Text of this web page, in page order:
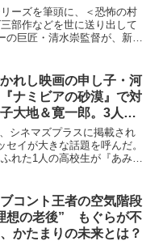
について
リーズを筆頭に、＜恐怖の村
部作などを世に送り出して
の巨匠・清水崇監督が、新た
たその世界観は、まさに令
哀しき呪い...
れし映画の申し子・河
ナミビアの砂漠』で対
大地＆寛一郎。3人が
覚とは？
シネマズプラスに掲載され
セイが大きな話題を呼んだ。
れた1人の高校生が『あみ
ていく過程を綴ったそのテ
か...
コント王者の空気階段
想の老後” もぐらが不
かたまりの未来とは？